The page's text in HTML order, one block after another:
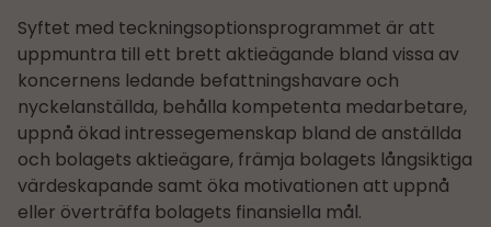
Syftet med teckningsoptionsprogrammet är att
uppmuntra till ett brett aktieägande bland vissa av
koncernens ledande befattningshavare och
nyckelanställda, behålla kompetenta medarbetare,
uppnå ökad intressegemenskap bland de anställda
och bolagets aktieägare, främja bolagets långsiktiga
värdeskapande samt öka motivationen att uppnå
eller överträffa bolagets finansiella mål.